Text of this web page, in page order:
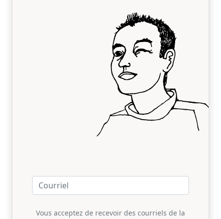
Vous acceptez de recevoir des courriels de la